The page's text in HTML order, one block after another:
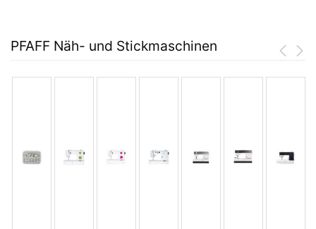
PFAFF Näh- und Stickmaschinen